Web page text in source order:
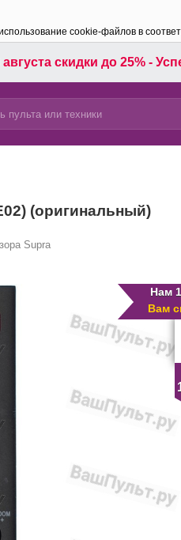
cookie-файлов в
скидки до 25% -
(оригинальный)
Supra
Нам
Вам